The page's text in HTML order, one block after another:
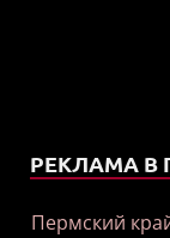
РЕКЛАМА В
Пермский